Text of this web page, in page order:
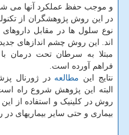
و موجب حفظ عملکرد آنها می
نوع سلول ها در مقابل
اند. این روش چشم اندازهای
مبتلا به سرطان تحت درمان
فراهم آورده است.
نتایج این مطالعه در ژورنال
البته این پژوهش شروع راه
روش در کلینیک و استفاده از این
بیماری و حتی سایر بیماریهای در